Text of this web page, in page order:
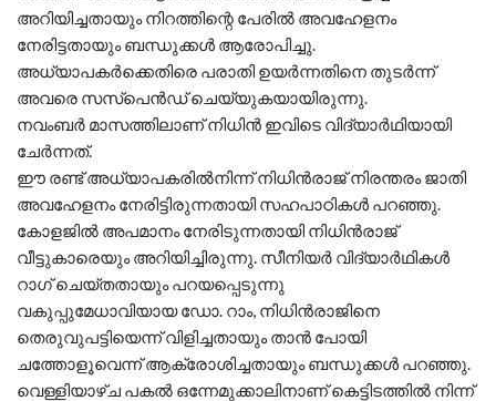
അറിയിച്ചതായും നിറത്തിന്റെ പേരിൽ അവഹേളനം
നേരിട്ടതായും ബന്ധുക്കൾ ആരോപിച്ചു.
അധ്യാപകർക്കെതിരെ പരാതി ഉയർന്നതിനെ തുടർന്ന്‌
അവരെ സസ്പെൻഡ് ചെയ്യുകയായിരുന്നു.
നവംബർ മാസത്തിലാണ് നിധിൻ ഇവിടെ വിദ്യാർഥിയായി
ചേർന്നത്.
ഈ രണ്ട്‌ അധ്യാപകരിൽനിന്ന്‌ നിധിൻരാജ്‌ നിരന്തരം ജാതി
അവഹേളനം നേരിട്ടിരുന്നതായി സഹപാഠികൾ പറഞ്ഞു.
കോളജിൽ അപമാനം നേരിടുന്നതായി നിധിൻരാജ്‌
വീട്ടുകാരെയും അറിയിച്ചിരുന്നു. സീനിയർ വിദ്യാർഥികൾ
റാഗ്‌ ചെയ്‌തതായും പറയപ്പെടുന്നു
വകുപ്പുമേധാവിയായ ഡോ. റാം, നിധിൻരാജിനെ
തെരുവുപട്ടിയെന്ന്‌ വിളിച്ചതായും താൻ പോയി
ചത്തോളൂവെന്ന്‌ ആക്രോശിച്ചതായും ബന്ധുക്കൾ പറഞ്ഞു.
വെള്ളിയാഴ്‌ച പകൽ ഒന്നേമുക്കാലിനാണ്‌ കെട്ടിടത്തിൽ നിന്ന്‌